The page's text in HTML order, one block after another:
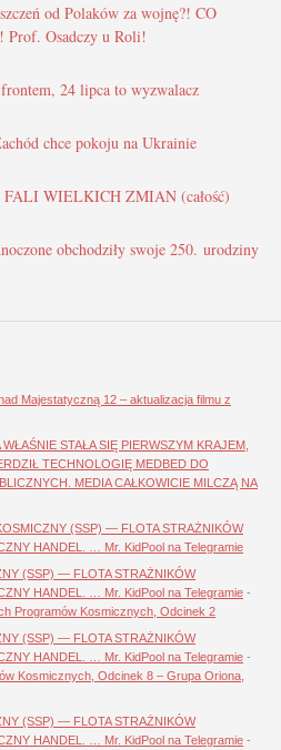
od Polaków za wojnę?! CO
Osadczy u Roli!
24 lipca to wyzwalacz
chce pokoju na Ukrainie
WIELKICH ZMIAN (całość)
obchodziły swoje 250. urodziny
Majestatyczną 12 – aktualizacja filmu z
STAŁA SIĘ PIERWSZYM KRAJEM,
TECHNOLOGIĘ MEDBED DO
MEDIA CAŁKOWICIE MILCZĄ NA
(SSP) — FLOTA STRAŻNIKÓW
HANDEL. … Mr. KidPool na Telegramie
(SSP) — FLOTA STRAŻNIKÓW
HANDEL. … Mr. KidPool na Telegramie -
Programów Kosmicznych, Odcinek 2
(SSP) — FLOTA STRAŻNIKÓW
HANDEL. … Mr. KidPool na Telegramie -
Kosmicznych, Odcinek 8 – Grupa Oriona,
(SSP) — FLOTA STRAŻNIKÓW
HANDEL. … Mr. KidPool na Telegramie -